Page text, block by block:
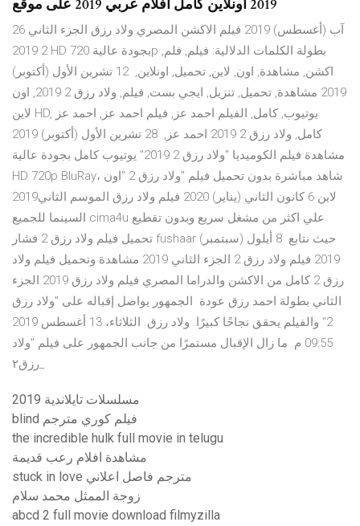
2019 اونلاين كامل افلام عربي 2019 على موقع
26 آب (أغسطس) 2019 فيلم الاكشن المصري ولاد رزق الجزء الثاني
2 2019 HD بجودة عالية 720p بطولة الكلمات الدلالية: فيلم, فلم,
اكشن, مشاهدة, اون, لاين, تحميل, اونلاين, 12 تشرين الأول (أكتوبر)
2019 مشاهدة, تحميل, تنزيل, ايجي بست, فيلم, ولاد رزق 2 2019, اون
لاين HD, يوتيوب, كامل, الفيلم احمد عز, فيلم احمد عز, احمد عز
كامل, ولاد رزق 2 2019 احمد عز, 28 تشرين الأول (أكتوبر) 2019
مشاهدة فيلم الكوميديا "ولاد رزق 2 2019" يوتيوب كامل بجودة عالية
HD 720p BluRay، شاهد مباشرة بدون تحميل فيلم "ولاد رزق 2 "اون
لاين 6 كانون الثاني (يناير) 2020 فيلم ولاد رزق الموسم الثاني2019
السينما للجميع cima4u علي اكثر من مشغل سريع وبدون تقطيع
تحميل فيلم ولاد رزق 2 فشار fushaar حيث نتابع 8 أيلول (سبتمبر)
2019 فيلم ولاد رزق 2 الجزء الثاني 2019 مشاهدة وتحميل فيلم ولاد
رزق 2 كامل من الاكشن والدراما المصري فيلم ولاد رزق 2019 الجزء
الثاني بطولة احمد رزق عودة الجمهور يواصل إقباله على "ولاد رزق
2" والفيلم يحقق نجاحًا كبيرًا. ولاد رزق. الثلاثاء، 13 أغسطس 2019
09:55 م. ما زال الإقبال مستمرًا من جانب الجمهور على فيلم "ولاد
مسلسلات تايلاندية 2019
blind فيلم كوري مترجم
the incredible hulk full movie in telugu
مشاهدة افلام رعب قديمة
stuck in love مترجم فاصل اعلاني
زوجة الممثل محمد سلام
abcd 2 full movie download filmyzilla